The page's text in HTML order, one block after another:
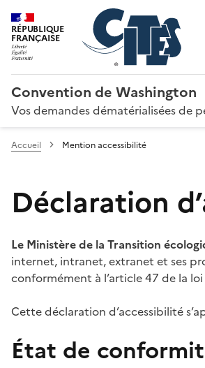
RÉPUBLIQUE
FRANÇAISE
Convention de Washington
Vos demandes dématérialisées de
Accueil Mention accessibilité
Déclaration
Le Ministère de la Transition
internet, intranet, extranet et ses
conformément à l’article 47 de la loi
Cette déclaration d’accessibilité
État de